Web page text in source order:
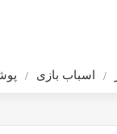
اسباب بازی